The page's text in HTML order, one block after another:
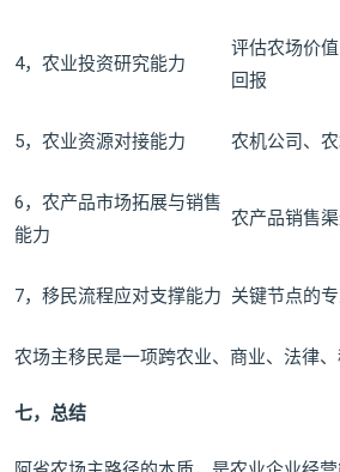
4，农业投资研究能力
评估农场价
回报
5，农业资源对接能力 农机公司、
6，农产品市场拓展与销售
能力
农产品销售
7，移民流程应对支撑能力 关键节点的
农场主移民是一项跨农业、商业、法律、
七，总结